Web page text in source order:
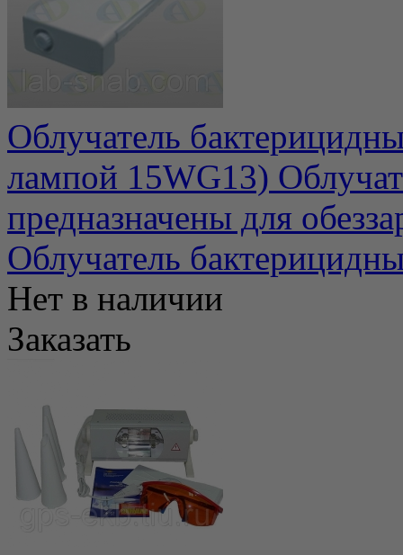
Облучатель
лампой 15WG13)
предназначены для
Облучатель
Нет в наличии
Заказать